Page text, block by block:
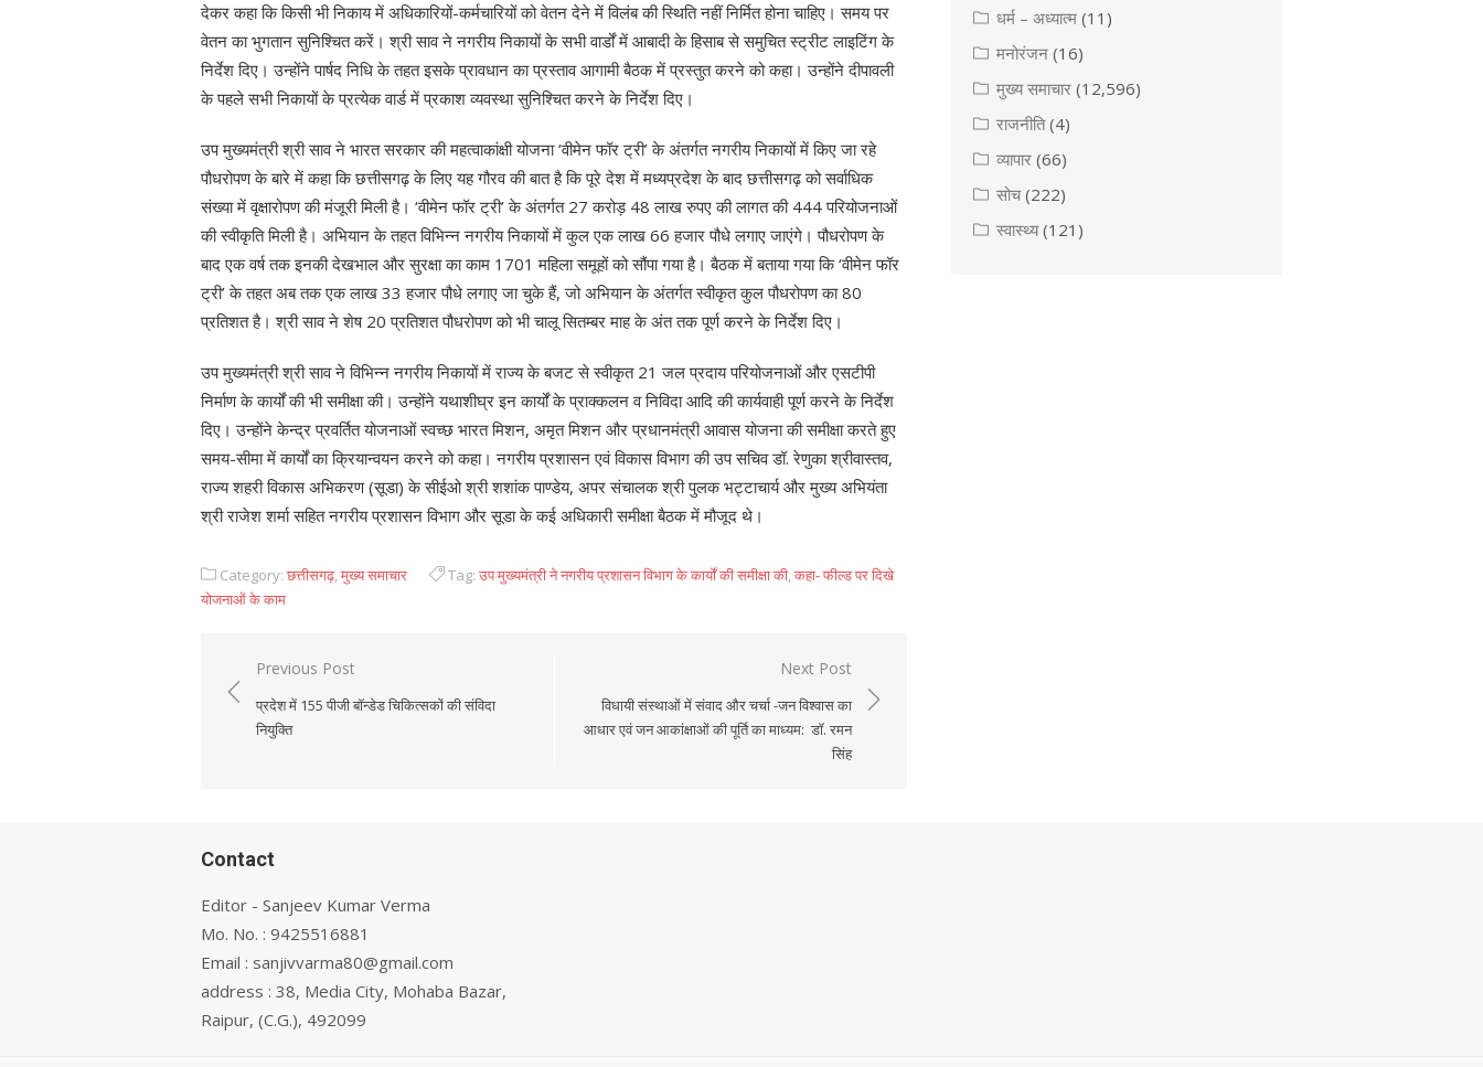
देकर कहा कि किसी भी निकाय में अधिकारियों-कर्मचारियों को वेतन देने में विलंब की स्थिति नहीं निर्मित होना चाहिए। समय पर
वेतन का भुगतान सुनिश्चित करें। श्री साव ने नगरीय निकायों के सभी वार्डों में आबादी के हिसाब से समुचित स्ट्रीट लाइटिंग के
निर्देश दिए। उन्होंने पार्षद निधि के तहत इसके प्रावधान का प्रस्ताव आगामी बैठक में प्रस्तुत करने को कहा। उन्होंने दीपावली
के पहले सभी निकायों के प्रत्येक वार्ड में प्रकाश व्यवस्था सुनिश्चित करने के निर्देश दिए।
उप मुख्यमंत्री श्री साव ने भारत सरकार की महत्वाकांक्षी योजना ‘वीमेन फॉर ट्री’ के अंतर्गत नगरीय निकायों में किए जा रहे
पौधरोपण के बारे में कहा कि छत्तीसगढ़ के लिए यह गौरव की बात है कि पूरे देश में मध्यप्रदेश के बाद छत्तीसगढ़ को सर्वाधिक
संख्या में वृक्षारोपण की मंजूरी मिली है। ‘वीमेन फॉर ट्री’ के अंतर्गत 27 करोड़ 48 लाख रुपए की लागत की 444 परियोजनाओं
की स्वीकृति मिली है। अभियान के तहत विभिन्न नगरीय निकायों में कुल एक लाख 66 हजार पौधे लगाए जाएंगे। पौधरोपण के
बाद एक वर्ष तक इनकी देखभाल और सुरक्षा का काम 1701 महिला समूहों को सौंपा गया है। बैठक में बताया गया कि ‘वीमेन फॉर
ट्री’ के तहत अब तक एक लाख 33 हजार पौधे लगाए जा चुके हैं, जो अभियान के अंतर्गत स्वीकृत कुल पौधरोपण का 80
प्रतिशत है। श्री साव ने शेष 20 प्रतिशत पौधरोपण को भी चालू सितम्बर माह के अंत तक पूर्ण करने के निर्देश दिए।
उप मुख्यमंत्री श्री साव ने विभिन्न नगरीय निकायों में राज्य के बजट से स्वीकृत 21 जल प्रदाय परियोजनाओं और एसटीपी
निर्माण के कार्यों की भी समीक्षा की। उन्होंने यथाशीघ्र इन कार्यों के प्राक्कलन व निविदा आदि की कार्यवाही पूर्ण करने के निर्देश
दिए। उन्होंने केन्द्र प्रवर्तित योजनाओं स्वच्छ भारत मिशन, अमृत मिशन और प्रधानमंत्री आवास योजना की समीक्षा करते हुए
समय-सीमा में कार्यों का क्रियान्वयन करने को कहा। नगरीय प्रशासन एवं विकास विभाग की उप सचिव डॉ. रेणुका श्रीवास्तव,
राज्य शहरी विकास अभिकरण (सूडा) के सीईओ श्री शशांक पाण्डेय, अपर संचालक श्री पुलक भट्टाचार्य और मुख्य अभियंता
श्री राजेश शर्मा सहित नगरीय प्रशासन विभाग और सूडा के कई अधिकारी समीक्षा बैठक में मौजूद थे।
Category: छत्तीसगढ़,मुख्य समाचार Tag: उप मुख्यमंत्री ने नगरीय प्रशासन विभाग के कार्यों की समीक्षा की,कहा- फील्ड पर दिखे
योजनाओं के काम
Post
navigation
Previous Post
प्रदेश में 155 पीजी बॉन्डेड चिकित्सकों की संविदा
नियुक्ति
Next Post
विधायी संस्थाओं में संवाद और चर्चा -जन विश्वास का
आधार एवं जन आकांक्षाओं की पूर्ति का माध्यम: डॉ. रमन
सिंह
धर्म – अध्यात्म (11)
मनोरंजन (16)
मुख्य समाचार (12,596)
राजनीति(4)
व्यापार (66)
सोच(222)
स्वास्थ्य(121)
Contact
Editor - Sanjeev Kumar Verma
Mo. No. : 9425516881
Email : sanjivvarma80@gmail.com
address : 38, Media City, Mohaba Bazar,
Raipur, (C.G.), 492099